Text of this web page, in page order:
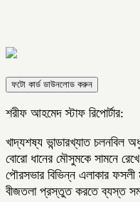
ফটো কার্ড ডাউনলোড করুন
শরীফ আহমেদ স্টাফ রিপোর্টার:
খাদ্যশষ্য ভান্ডারখ্যাত চলনবিল
বোরো ধানের মৌসুমকে সামনে
পৌরসভার বিভিন্ন এলাকার
বীজতলা প্রস্তুত করতে ব্যস্ত